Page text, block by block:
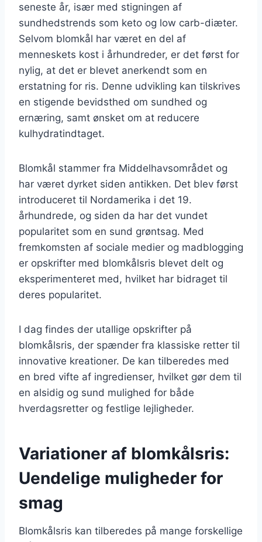
seneste år, især med stigningen af
sundhedstrends som keto og low carb-diæter.
Selvom blomkål har været en del af
menneskets kost i århundreder, er det først for
nylig, at det er blevet anerkendt som en
erstatning for ris. Denne udvikling kan tilskrives
en stigende bevidsthed om sundhed og
ernæring, samt ønsket om at reducere
kulhydratindtaget.
Blomkål stammer fra Middelhavsområdet og
har været dyrket siden antikken. Det blev først
introduceret til Nordamerika i det 19.
århundrede, og siden da har det vundet
popularitet som en sund grøntsag. Med
fremkomsten af sociale medier og madblogging
er opskrifter med blomkålsris blevet delt og
eksperimenteret med, hvilket har bidraget til
deres popularitet.
I dag findes der utallige opskrifter på
blomkålsris, der spænder fra klassiske retter til
innovative kreationer. De kan tilberedes med
en bred vifte af ingredienser, hvilket gør dem til
en alsidig og sund mulighed for både
hverdagsretter og festlige lejligheder.
Variationer af blomkålsris:
Uendelige muligheder for
smag
Blomkålsris kan tilberedes på mange forskellige